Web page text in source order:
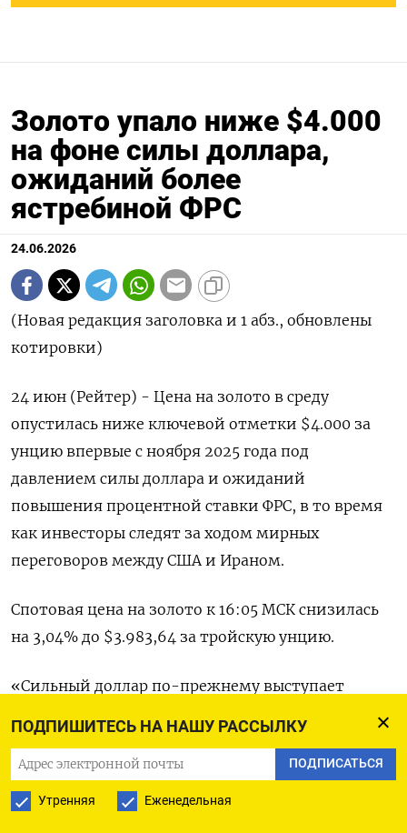
ПОДПИШИТЕСЬ НА НАШУ РАССЫЛКУ
ПОДПИСАТЬСЯ
Утренняя Еженедельная
Золото упало ниже $4.000
на фоне силы доллара,
ожиданий более
ястребиной ФРС
24.06.2026
(Новая редакция заголовка и 1 абз., обновлены
котировки)
24 июн (Рейтер) - Цена на золото в среду
опустилась ниже ключевой отметки $4.000 за
унцию ‌впервые с ноября 2025 года под
давлением силы доллара и ожиданий
повышения процентной ставки ФРС, в то время
как инвесторы следят ​за ходом мирных
переговоров между ​США и ​Ираном.
Спотовая цена ⁠на золото к 16:05 МСК снизилась
‌на 3,04% до $3.983,64 за тройскую унцию.
«Сильный ‌доллар по-прежнему выступает
неблагоприятным фактором для золота, а вялый
инвестиционный спрос, ​на который указывают
вложения в ETF, также не ‌помогает
(драгметаллу)», - сказал Джованни Стауново из